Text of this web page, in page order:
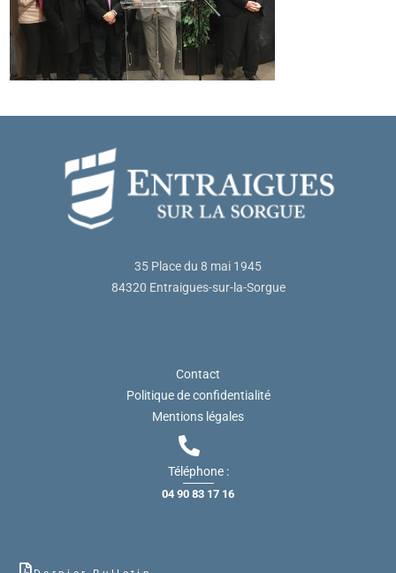
35 Place du 8 mai 1945
84320 Entraigues-sur-la-Sorgue
Contact
Politique de confidentialité
Mentions légales
Téléphone :
04 90 83 17 16